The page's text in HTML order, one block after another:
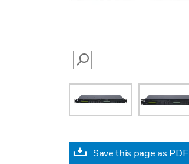
SEARCH
Save this page as PDF